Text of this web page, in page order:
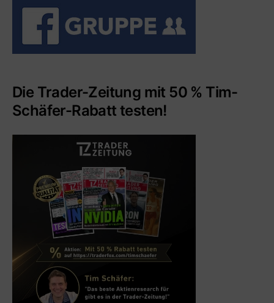
Die Trader-Zeitung mit 50 % Tim-
Schäfer-Rabatt testen!